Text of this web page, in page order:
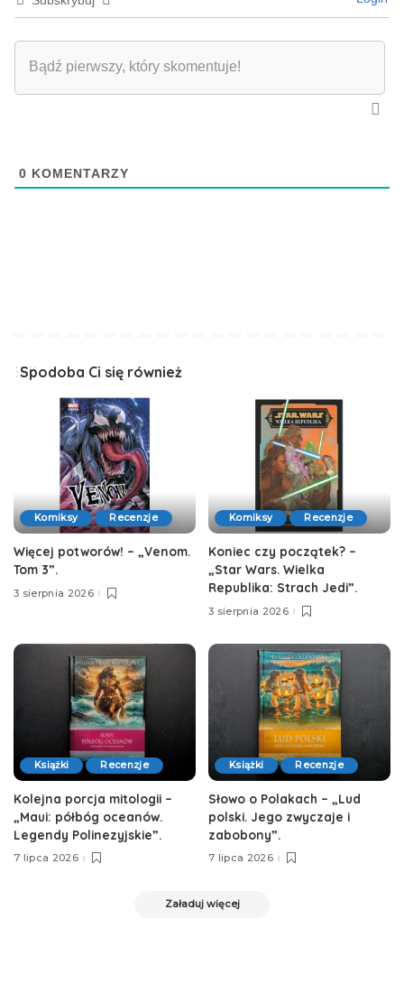
0 KOMENTARZY
Spodoba Ci się również
Komiksy Recenzje
Więcej potworów! – „Venom.
Tom 3”.
3 sierpnia 2026
Komiksy Recenzje
Koniec czy początek? –
„Star Wars. Wielka
Republika: Strach Jedi”.
3 sierpnia 2026
Książki Recenzje
Kolejna porcja mitologii –
„Maui: półbóg oceanów.
Legendy Polinezyjskie”.
7 lipca 2026
Książki Recenzje
Słowo o Polakach – „Lud
polski. Jego zwyczaje i
zabobony”.
7 lipca 2026
Załaduj więcej